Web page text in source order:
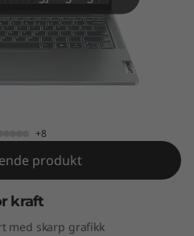
+8
produkt
kraft
med skarp grafikk